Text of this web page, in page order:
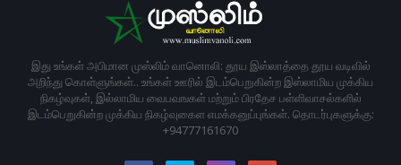
இது உங்கள் அபிமான முஸ்லிம் வானொலி: தூய இஸ்லாத்தை தூய வடிவில்
அறிந்து கொள்ளுங்கள்.. உங்கள் ஊரில் இடம்பெறுகின்ற இஸ்லாமிய முக்கிய
நிகழ்வுகள், இல்லாமிய வைபவஙகள் மற்றும் பிரதேச பள்ளிவாசல்களில்
இடம்பெறுகின்ற முக்கிய நிகழ்வுகைள எமக்கனுப்புங்கள். தொடர்புகளுக்கு:
+94777161670